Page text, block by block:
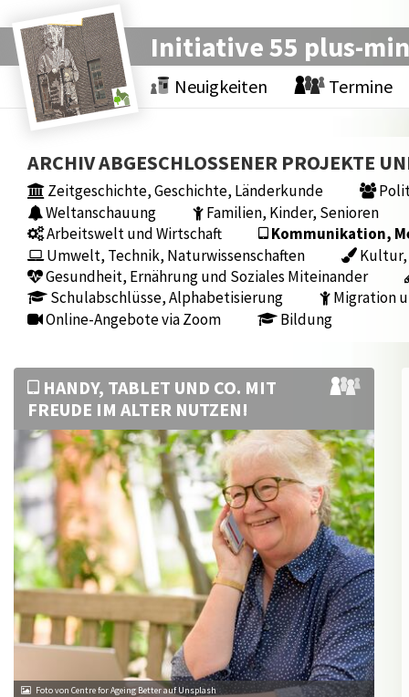
Initiative 55 plus-
Neuigkeiten Termine
ARCHIV ABGESCHLOSSENER PROJEKTE
Zeitgeschichte, Geschichte, Länderkunde
Weltanschauung
Familien, Kinder, Senioren
Arbeitswelt und Wirtschaft
Kommunikation,
Umwelt, Technik, Naturwissenschaften
Kultur,
Gesundheit, Ernährung und Soziales Miteinander
Schulabschlüsse, Alphabetisierung
Migration
Online-Angebote via Zoom
Bildung
HANDY, TABLET UND CO. MIT
FREUDE IM ALTER NUTZEN!
Foto von Centre for Ageing Better auf Unsplash